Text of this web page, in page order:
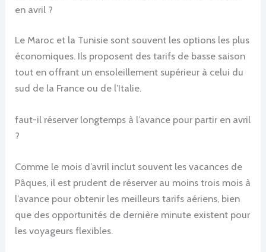
en avril ?
Le Maroc et la Tunisie sont souvent les options les plus
économiques. Ils proposent des tarifs de basse saison
tout en offrant un ensoleillement supérieur à celui du
sud de la France ou de l’Italie.
faut-il réserver longtemps à l’avance pour partir en avril
?
Comme le mois d’avril inclut souvent les vacances de
Pâques, il est prudent de réserver au moins trois mois à
l’avance pour obtenir les meilleurs tarifs aériens, bien
que des opportunités de dernière minute existent pour
les voyageurs flexibles.